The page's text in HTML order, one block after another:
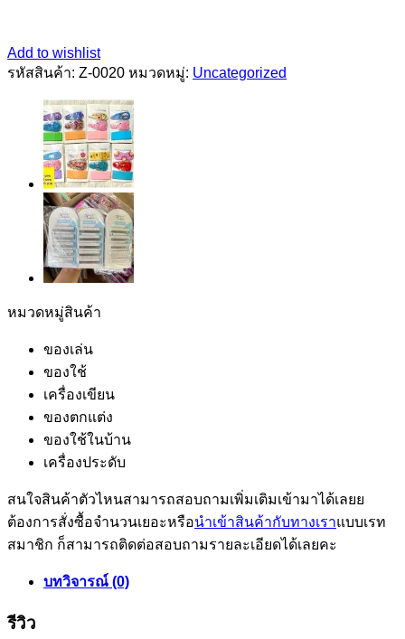
Add to wishlist
รหัสสินค้า: Z-0020 หมวดหมู่: Uncategorized
หมวดหมู่สินค้า
ของเล่น
ของใช้
เครื่องเขียน
ของตกแต่ง
ของใช้ในบ้าน
เครื่องประดับ
สนใจสินค้าตัวไหนสามารถสอบถามเพิ่มเติมเข้ามาได้เลยย
ต้องการสั่งซื้อจำนวนเยอะหรือนำเข้าสินค้ากับทางเราแบบเรท
สมาชิก ก็สามารถติดต่อสอบถามรายละเอียดได้เลยคะ
บทวิจารณ์ (0)
รีวิว